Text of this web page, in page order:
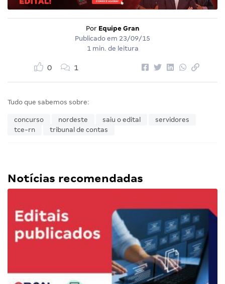
Por Equipe Gran
Publicado em 23/09/15
1 min. de leitura
0 1
Tudo que sabemos sobre:
concurso nordeste saiu o edital
servidores
tce-rn
tribunal de contas
Notícias recomendadas